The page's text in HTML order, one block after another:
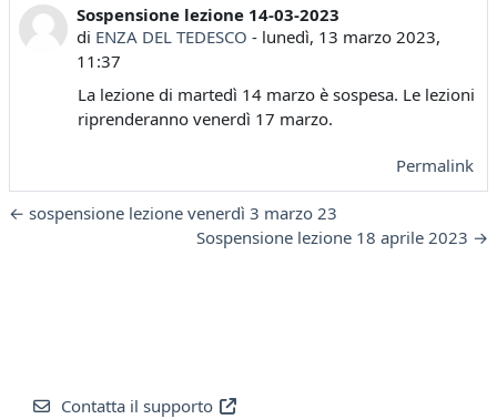
Sospensione lezione 14-03-2023
di ENZA DEL TEDESCO - lunedì, 13 marzo 2023,
11:37
Numero di risposte: 0
La lezione di martedì 14 marzo è sospesa. Le lezioni
riprenderanno venerdì 17 marzo.
Permalink
← sospensione lezione venerdì 3 marzo 23
Sospensione lezione 18 aprile 2023 →
Contatta il supporto